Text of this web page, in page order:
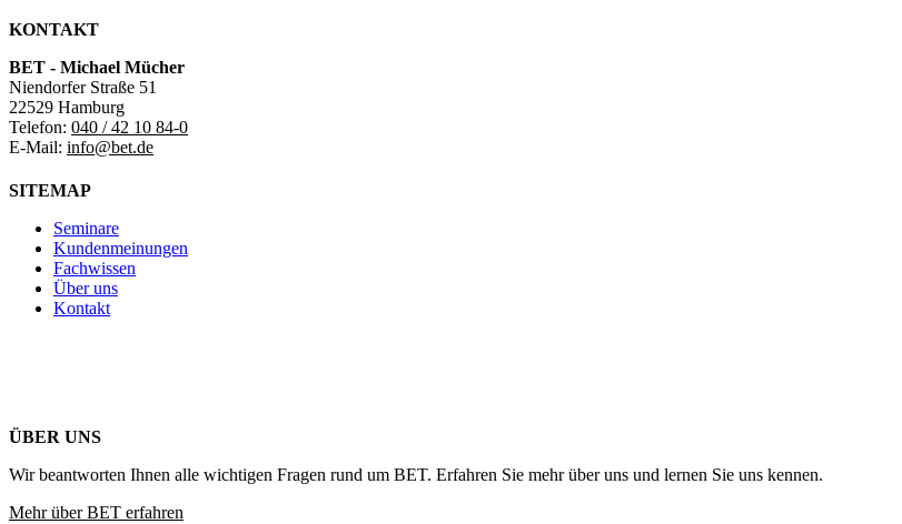
KONTAKT
BET - Michael Mücher
Niendorfer Straße 51
22529 Hamburg
Telefon: 040 / 42 10 84-0
E-Mail: info@bet.de
SITEMAP
Seminare
Kundenmeinungen
Fachwissen
Über uns
Kontakt
ÜBER UNS
Wir beantworten Ihnen alle wichtigen Fragen rund um BET. Erfahren Sie mehr über uns und lernen Sie uns kennen.
Mehr über BET erfahren